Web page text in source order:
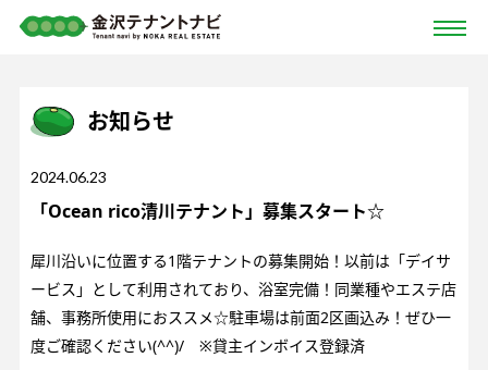
お知らせ
2024.06.23
「Ocean rico清川テナント」募集スタート☆
犀川沿いに位置する1階テナントの募集開始！以前は「デイサ
ービス」として利用されており、浴室完備！同業種やエステ店
舗、事務所使用におススメ☆駐車場は前面2区画込み！ぜひ一
度ご確認ください(^^)/ ※貸主インボイス登録済